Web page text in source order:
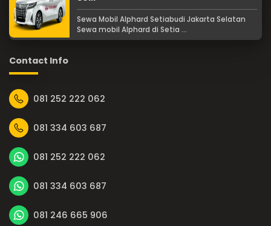
Sewa Mobil Alphard Setiabudi Jakarta Selatan
Sewa mobil Alphard di Setia ...
Contact Info
081 252 222 062
081 334 603 687
081 252 222 062
081 334 603 687
081 246 665 906